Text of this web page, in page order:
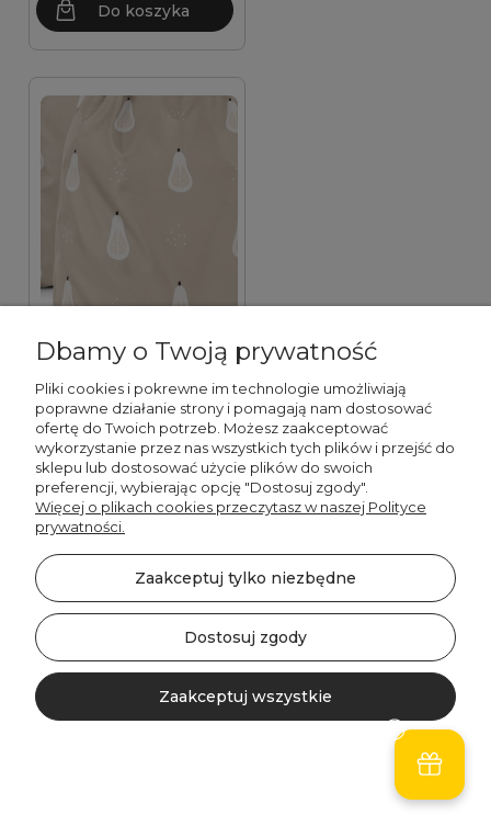
Do koszyka
Decordruk
Plecak Worek dla dzieci
TENDER TONES wzór
TT03 | gruszki
49,00 zł
Do koszyka
Koszyk
Dbamy o Twoją prywatność
Pliki cookies i pokrewne im technologie umożliwiają
poprawne działanie strony i pomagają nam dostosować
ofertę do Twoich potrzeb. Możesz zaakceptować
wykorzystanie przez nas wszystkich tych plików i przejść do
sklepu lub dostosować użycie plików do swoich
preferencji, wybierając opcję "Dostosuj zgody".
Więcej o plikach cookies przeczytasz w naszej Polityce
prywatności.
Zaakceptuj tylko niezbędne
Dostosuj zgody
Zaakceptuj wszystkie